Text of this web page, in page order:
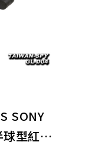
SONY
型紅外